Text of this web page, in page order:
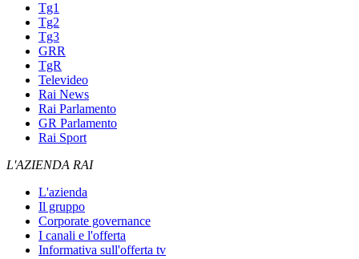
Tg1
Tg2
Tg3
GRR
TgR
Televideo
Rai News
Rai Parlamento
GR Parlamento
Rai Sport
L'AZIENDA RAI
L'azienda
Il gruppo
Corporate governance
I canali e l'offerta
Informativa sull'offerta tv